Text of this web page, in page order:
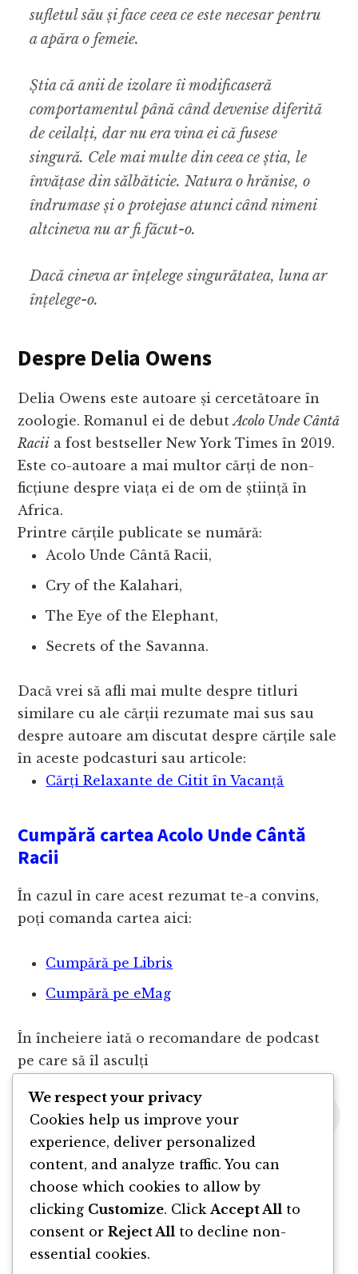
sufletul său și face ceea ce este necesar pentru
a apăra o femeie.
Știa că anii de izolare îi modificaseră
comportamentul până când devenise diferită
de ceilalți, dar nu era vina ei că fusese
singură. Cele mai multe din ceea ce știa, le
învățase din sălbăticie. Natura o hrănise, o
îndrumase și o protejase atunci când nimeni
altcineva nu ar fi făcut-o.
Dacă cineva ar înțelege singurătatea, luna ar
înțelege-o.
Despre Delia Owens
Delia Owens este autoare și cercetătoare în
zoologie. Romanul ei de debutAcolo Unde Cântă
Racii a fost bestseller New York Times în 2019.
Este co-autoare a mai multor cărți de non-
ficțiune despre viața ei de om de știință în
Africa.
Printre cărțile publicate se numără:
Acolo Unde Cântă Racii,
Cry of the Kalahari,
The Eye of the Elephant,
Secrets of the Savanna.
Dacă vrei să afli mai multe despre titluri
similare cu ale cărții rezumate mai sus sau
despre autoare am discutat despre cărțile sale
în aceste podcasturi sau articole:
Cărți Relaxante de Citit în Vacanță
Cumpără cartea Acolo Unde Cântă
Racii
În cazul în care acest rezumat te-a convins,
poți comanda cartea aici:
Cumpără pe Libris
Cumpără pe eMag
În încheiere iată o recomandare de podcast
pe care să îl asculți
We respect your privacy
Cookies help us improve your
experience, deliver personalized
content, and analyze traffic. You can
choose which cookies to allow by
clicking Customize. Click Accept All to
consent or Reject All to decline non-
essential cookies.